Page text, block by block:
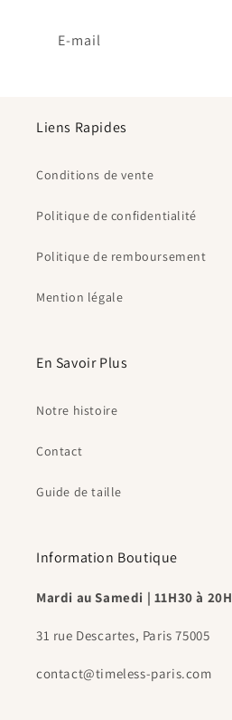
E-mail
Liens Rapides
Conditions de vente
Politique de confidentialité
Politique de remboursement
Mention légale
En Savoir Plus
Notre histoire
Contact
Guide de taille
Information Boutique
Mardi au Samedi | 11H30 à 20H
31 rue Descartes, Paris 75005
contact@timeless-paris.com